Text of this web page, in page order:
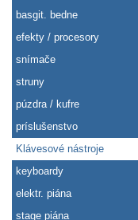
basgit. bedne
efekty / procesory
snímače
struny
púzdra / kufre
príslušenstvo
Klávesové nástroje
keyboardy
elektr. piána
stage piána